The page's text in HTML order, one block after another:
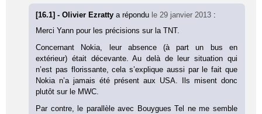
[16.1] - Olivier Ezrattya répondu le 29 janvier 2013 :
Merci Yann pour les précisions sur la TNT.
Concernant Nokia, leur absence (à part un bus en
extérieur) était décevante. Au delà de leur situation qui
n’est pas florissante, cela s’explique aussi par le fait que
Nokia n’a jamais été présent aux USA. Ils misent donc
plutôt sur le MWC.
Par contre, le parallèle avec Bouygues Tel ne me semble